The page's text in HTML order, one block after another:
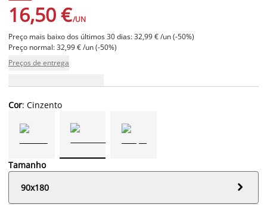
16,50 €/UN
Preço mais baixo dos últimos 30 dias: 32,99 € /un (-50%)
Preço normal: 32,99 € /un (-50%)
Preços de entrega
Cor: Cinzento
Tamanho
90x180
